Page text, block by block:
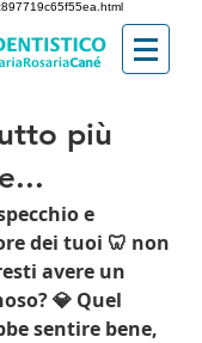
più
e
dei tuoi 🦷 non
avere un
💎 Quel
sentire bene,